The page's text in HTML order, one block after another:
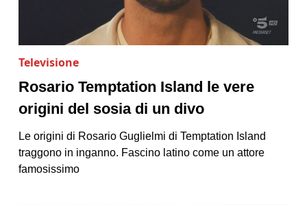
Televisione
Rosario Temptation Island le vere
origini del sosia di un divo
Le origini di Rosario Guglielmi di Temptation Island
traggono in inganno. Fascino latino come un attore
famosissimo